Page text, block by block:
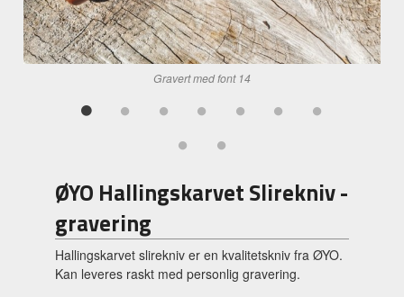
Gravert med font 14
ØYO Hallingskarvet Slirekniv -
gravering
Hallingskarvet slirekniv er en kvalitetskniv fra ØYO.
Kan leveres raskt med personlig gravering.